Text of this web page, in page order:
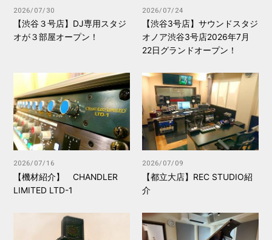
2026/07/30
【渋谷３号店】DJ専用スタジ
オが３部屋オープン！
2026/07/24
【渋谷3号店】サウンドスタジ
オノア渋谷3号店2026年7月
22日グランドオープン！
2026/07/16
【機材紹介】 CHANDLER
LIMITED LTD-1
2026/07/09
【都立大店】REC STUDIO紹
介